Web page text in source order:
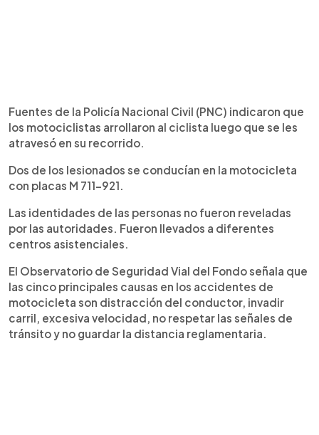
Fuentes de la Policía Nacional Civil (PNC) indicaron que
los motociclistas arrollaron al ciclista luego que se les
atravesó en su recorrido.
Dos de los lesionados se conducían en la motocicleta
con placas M 711-921.
Las identidades de las personas no fueron reveladas
por las autoridades. Fueron llevados a diferentes
centros asistenciales.
El Observatorio de Seguridad Vial del Fondo señala que
las cinco principales causas en los accidentes de
motocicleta son distracción del conductor, invadir
carril, excesiva velocidad, no respetar las señales de
tránsito y no guardar la distancia reglamentaria.